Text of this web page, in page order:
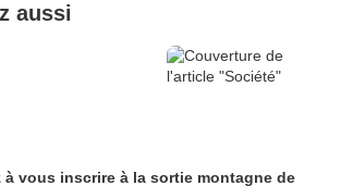
aussi
à vous inscrire à la sortie montagne de